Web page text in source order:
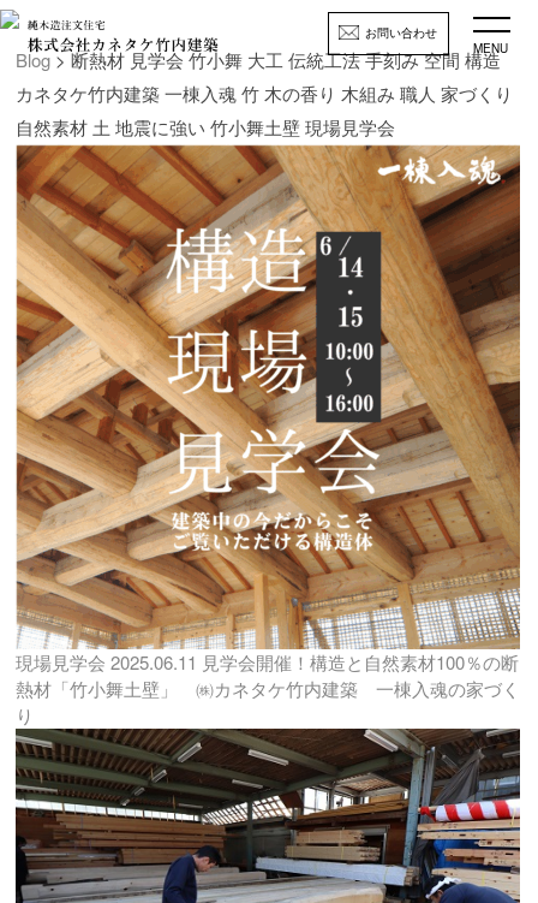
お問い合わせ
MENU
Blog> 断熱材 見学会 竹小舞 大工 伝統工法 手刻み 空間 構造
カネタケ竹内建築 一棟入魂 竹 木の香り 木組み 職人 家づくり
自然素材 土 地震に強い 竹小舞土壁 現場見学会
現場見学会2025.06.11 見学会開催！構造と自然素材100％の断
熱材「竹小舞土壁」 ㈱カネタケ竹内建築 一棟入魂の家づく
り